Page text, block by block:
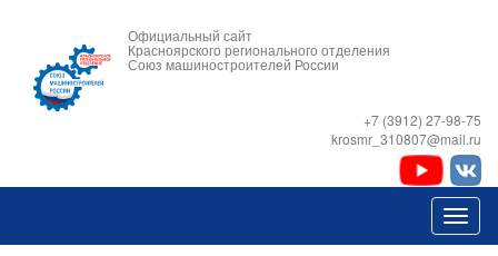
Официальный сайт
Красноярского регионального отделения
Союз машиностроителей России
+7 (3912) 27-98-75
krosmr_310807@mail.ru